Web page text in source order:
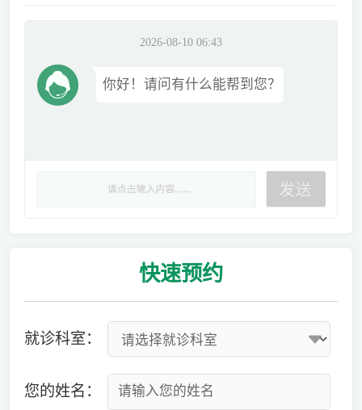
2026-08-10 06:43
你好！请问有什么能帮到您？
快速预约
就诊科室：
您的姓名：